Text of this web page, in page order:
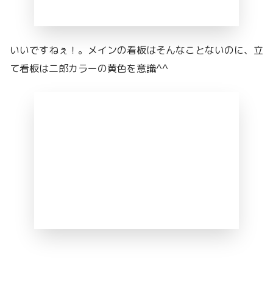
いいですねぇ！。メインの看板はそんなことないのに、立
て看板は二郎カラーの黄色を意識^^